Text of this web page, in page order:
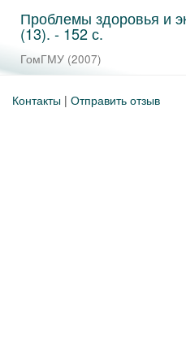
Проблемы здоровья и
(13). - 152 с.
ГомГМУ (2007)
Контакты | Отправить отзыв